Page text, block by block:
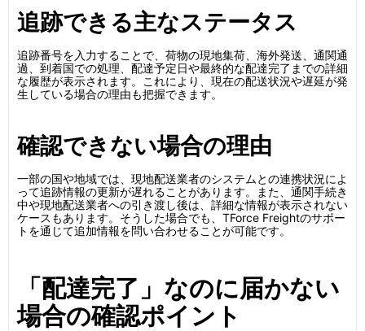
追跡できる主なステータス
追跡番号を入力することで、荷物の現地集荷、海外発送、通関通
過、到着国での処理、配達予定日や最終的な配達完了までの詳細
な履歴が表示されます。これにより、現在の配送状況や遅延が発
生している場合の理由も把握できます。
確認できない場合の理由
一部の国や地域では、現地配送業者のシステムとの連携状況によ
って追跡情報の更新が遅れることがあります。また、通関手続き
中や現地配送業者への引き渡し後は、詳細な情報が表示されない
ケースもあります。そうした場合でも、TForce Freightのサポー
トを通じて追加情報を問い合わせることが可能です。
「配達完了」なのに届かない
場合の確認ポイント